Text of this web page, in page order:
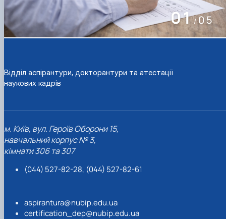
01/ 05
Відділ аспірантури, докторантури та атестації
наукових кадрів
м. Київ, вул. Героїв Оборони 15,
навчальний корпус № 3,
кімнати 306 та 307
(044) 527-82-28, (044) 527-82-61
aspirantura@nubip.edu.ua
certification_dep@nubip.edu.ua